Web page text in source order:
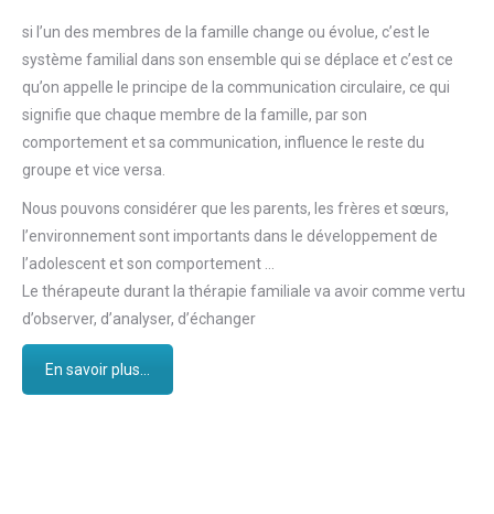
si l’un des membres de la famille change ou évolue, c’est le
système familial dans son ensemble qui se déplace et c’est ce
qu’on appelle le principe de la communication circulaire, ce qui
signifie que chaque membre de la famille, par son
comportement et sa communication, influence le reste du
groupe et vice versa.
Nous pouvons considérer que les parents, les frères et sœurs,
l’environnement sont importants dans le développement de
l’adolescent et son comportement …
Le thérapeute durant la thérapie familiale va avoir comme vertu
d’observer, d’analyser, d’échanger
En savoir plus...